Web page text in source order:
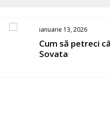
ianuarie 13, 2026
Cum să petreci
Sovata